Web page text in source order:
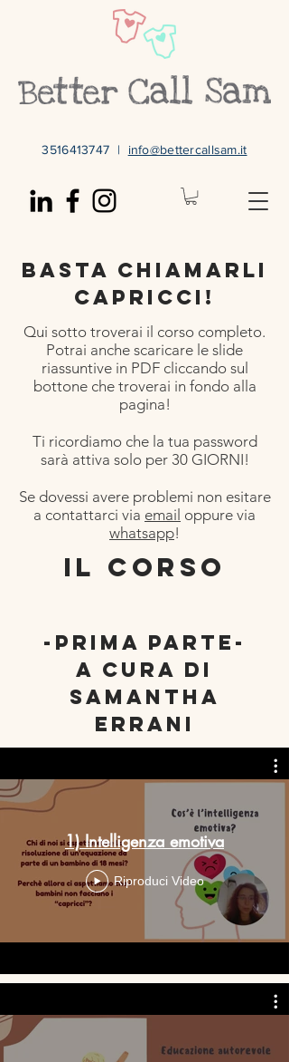
3516413747 | info@bettercallsam.it
Basta chiamarli
capricci!
Qui sotto troverai il corso completo.
Potrai anche scaricare le slide
riassuntive in PDF cliccando sul
bottone che troverai in fondo alla
pagina!
Ti ricordiamo che la tua password
sarà attiva solo per 30 GIORNI!
Se dovessi avere problemi non esitare
a contattarci via email oppure via
whatsapp!
Il corso
-pRIMA PARTE-
A CURA DI
SAMANTHA
ERRANI
1) Intelligenza emotiva
Riproduci Video